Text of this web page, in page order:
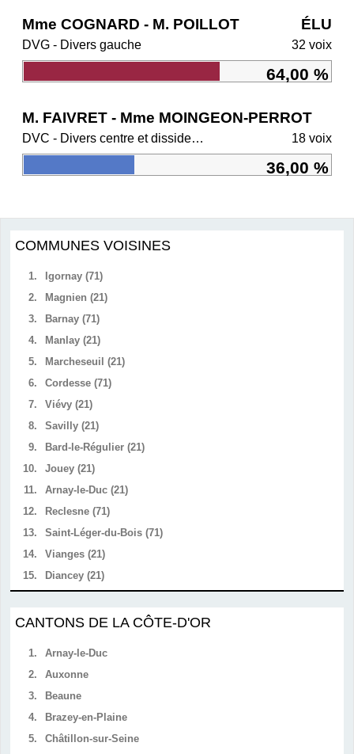
Mme COGNARD - M. POILLOT ÉLU
DVG - Divers gauche 32 voix
64,00 %
M. FAIVRET - Mme MOINGEON-PERROT
DVC - Divers centre et dissidents Ensemble 18 voix
36,00 %
COMMUNES VOISINES
1.
Igornay (71)
2.
Magnien (21)
3.
Barnay (71)
4.
Manlay (21)
5.
Marcheseuil (21)
6.
Cordesse (71)
7.
Viévy (21)
8.
Savilly (21)
9.
Bard-le-Régulier (21)
10.
Jouey (21)
11.
Arnay-le-Duc (21)
12.
Reclesne (71)
13.
Saint-Léger-du-Bois (71)
14.
Vianges (21)
15.
Diancey (21)
CANTONS DE LA CÔTE-D'OR
1.
Arnay-le-Duc
2.
Auxonne
3.
Beaune
4.
Brazey-en-Plaine
5.
Châtillon-sur-Seine